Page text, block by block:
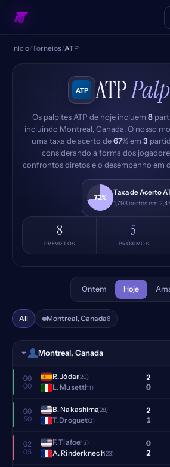
Início/Torneios/ATP
ATP
Os palpites ATP de hoje incluem 8
incluindo Montreal, Canada. O nosso
uma taxa de acerto de67% em 3
considerando a forma dos
confrontos diretos e o desempenho em
72%
Taxa de Acerto
1,793 certos em
8
PREVISTOS
5
PRÓXIMOS
Ontem Hoje
All Montreal, Canada8
Montreal, Canada
00
00
R. Jódar(20)
L. Musetti(11)
2
0
00
50
B. Nakashima(28)
T. Droguet(Q)
2
1
02
05
F. Tiafoe(15)
A. Rinderknech(23)
0
2